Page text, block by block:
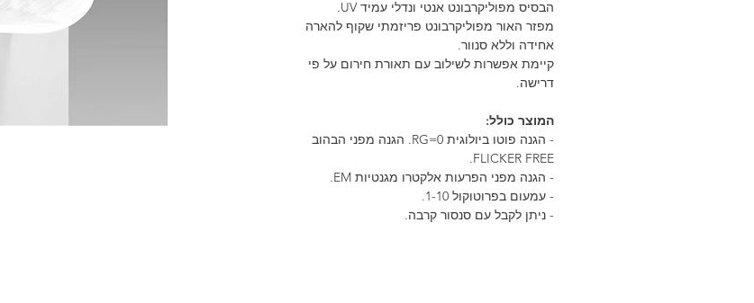
הבסיס מפוליקרבונט אנטי ונדלי עמיד UV.
מפזר האור מפוליקרבונט פריזמתי שקוף להארה
אחידה וללא סנוור.
קיימת אפשרות לשילוב עם תאורת חירום על פי
דרישה.
המוצר כולל:
- הגנה פוטו ביולוגית 0=RG. הגנה מפני הבהוב
FLICKER FREE.
- הגנה מפני הפרעות אלקטרו מגנטיות EM.
- עמעום בפרוטוקול 1-10.
- ניתן לקבל עם סנסור קרבה.